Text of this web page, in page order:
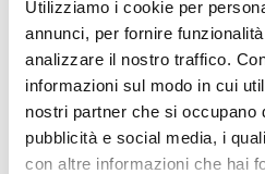
Utilizziamo i cookie per
annunci, per fornire
analizzare il nostro traffico.
informazioni sul modo in cui
nostri partner che si occupano
pubblicità e social media, i
con altre informazioni che hai
25 Maggio 2026